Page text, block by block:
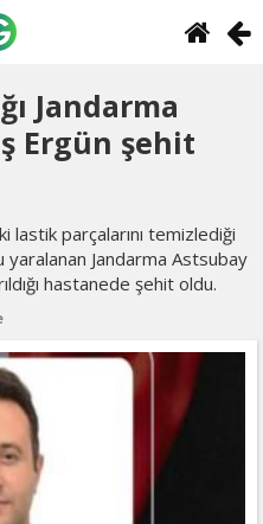
Jandarma
Ergün şehit
parçalarını temizlediği
yaralanan Jandarma Astsubay
hastanede şehit oldu.